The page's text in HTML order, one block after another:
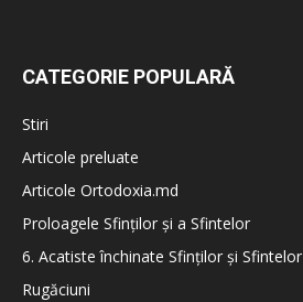
CATEGORIE POPULARĂ
Stiri
Articole preluate
Articole Ortodoxia.md
Proloagele Sfinților și a Sfintelor
6. Acatiste închinate Sfinților și Sfintelor
Rugăciuni